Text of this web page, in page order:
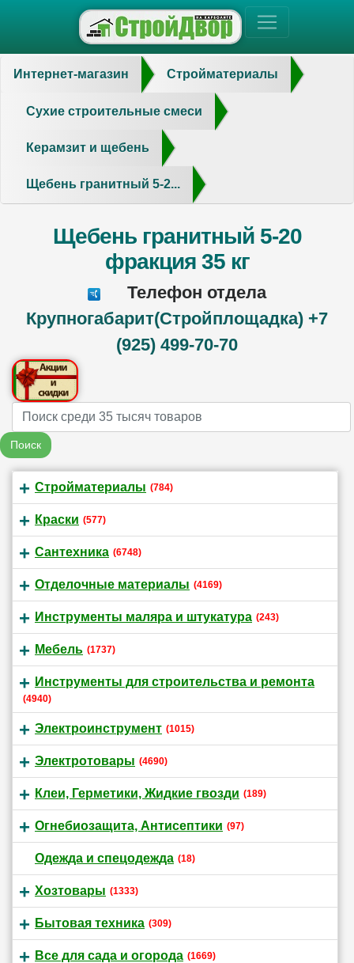
Интернет-магазин Стройматериалы
Сухие строительные смеси
Керамзит и щебень
Щебень гранитный 5-2...
Щебень гранитный 5-20
фракция 35 кг
Телефон отдела
Крупногабарит(Стройплощадка) +7
(925) 499-70-70
Name
Поиск
Стройматериалы (784)
Краски (577)
Сантехника (6748)
Отделочные материалы (4169)
Инструменты маляра и штукатура (243)
Мебель (1737)
Инструменты для строительства и ремонта
(4940)
Электроинструмент (1015)
Электротовары (4690)
Клеи, Герметики, Жидкие гвозди (189)
Огнебиозащита, Антисептики (97)
Одежда и спецодежда (18)
Хозтовары (1333)
Бытовая техника (309)
Все для сада и огорода (1669)